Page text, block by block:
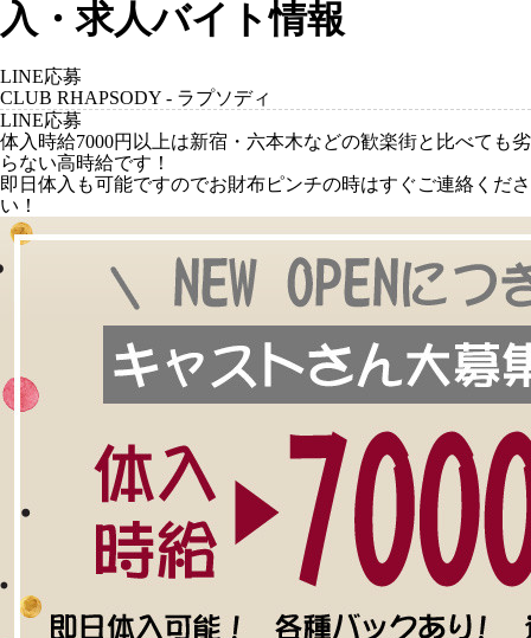
入・求人バイト情報
LINE応募
CLUB RHAPSODY - ラプソディ
LINE応募
体入時給7000円以上は新宿・六本木などの歓楽街と比べても劣
らない高時給です！
即日体入も可能ですのでお財布ピンチの時はすぐご連絡くださ
い！